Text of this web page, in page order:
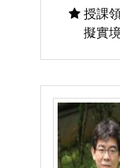
授課
擬實